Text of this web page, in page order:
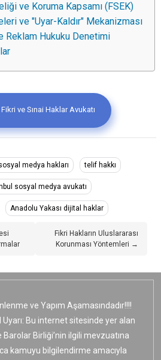
ve Koruma Kapsamı (FSEK)
ve "Uyar-Kaldır" Mekanizması
Reklam Hukuku Denetimi
ve Sınai Haklar Avukatı
medya hakları telif hakkı
sosyal medya avukatı
Anadolu Yakası dijital haklar
Fikri Hakların Uluslararası
Korunması Yöntemleri →
ve Yapım Aşamasındadır!!!!
Bu internet sitesinde yer alan
Birliği’nin ilgili mevzuatına
kamuyu bilgilendirme amacıyla